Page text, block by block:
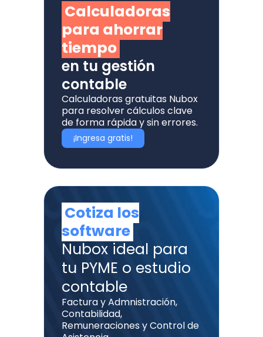
Calculadoras
para ahorrar
tiempo
en tu gestión
contable
Calculadoras gratuitas Nubox
para resolver cálculos clave
de forma rápida y sin errores.
¡Ingresa gratis!
Cotiza los
software
Nubox ideal para
tu PYME o estudio
contable
Factura y Admnistración,
Contabilidad,
Remuneraciones y Control de